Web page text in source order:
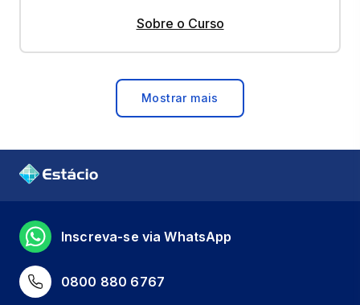
Sobre o Curso
Mostrar mais
0800 880 6767
Inscreva-se via WhatsApp